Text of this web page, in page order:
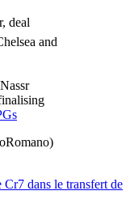
deal
and
dans le transfert de